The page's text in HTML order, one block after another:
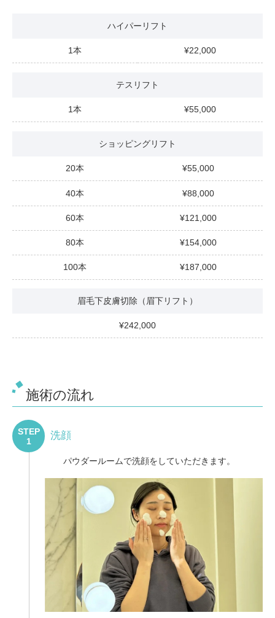
ハイパーリフト
1本 22,000
テスリフト
1本 55,000
ショッピングリフト
20本 55,000
40本 88,000
60本 121,000
80本 154,000
100本 187,000
眉毛下皮膚切除（眉下リフト）
242,000
施術の流れ
STEP
1
洗顔
パウダールームで洗顔をしていただきます。